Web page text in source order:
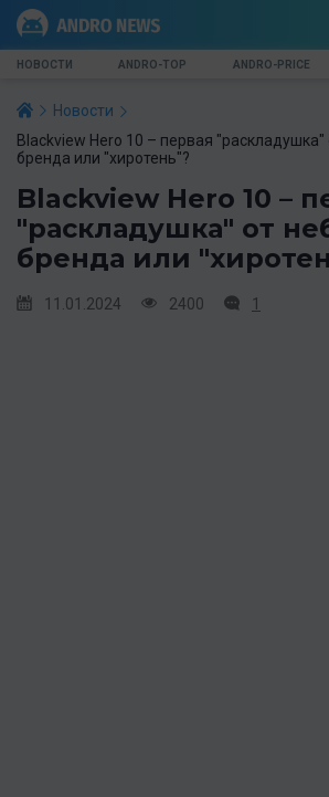
НОВОСТИ ANDRO-TOP ANDRO-PRICE
Новости
Blackview Hero 10 – первая
бренда или "хиротень"?
Blackview Hero 10 –
"раскладушка" от
бренда или
11.01.2024 2400 1